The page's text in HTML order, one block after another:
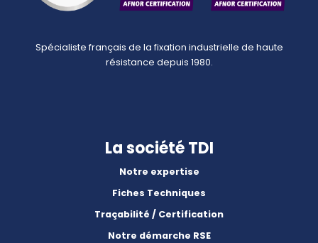
Spécialiste français de la fixation industrielle de haute
résistance depuis 1980.
La société TDI
Notre expertise
Fiches Techniques
Traçabilité / Certification
Notre démarche RSE